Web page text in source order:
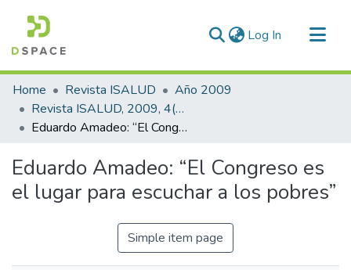
Log In (current)
Communities & Collections
All of DSpace
Statistics
Home Revista ISALUD
Año 2009
Revista ISALUD, 2009, 4(20)
Eduardo Amadeo: “El Congreso es el lugar para escuchar a los pobres”
Eduardo Amadeo: “El Congreso es
el lugar para escuchar a los pobres”
Simple item page